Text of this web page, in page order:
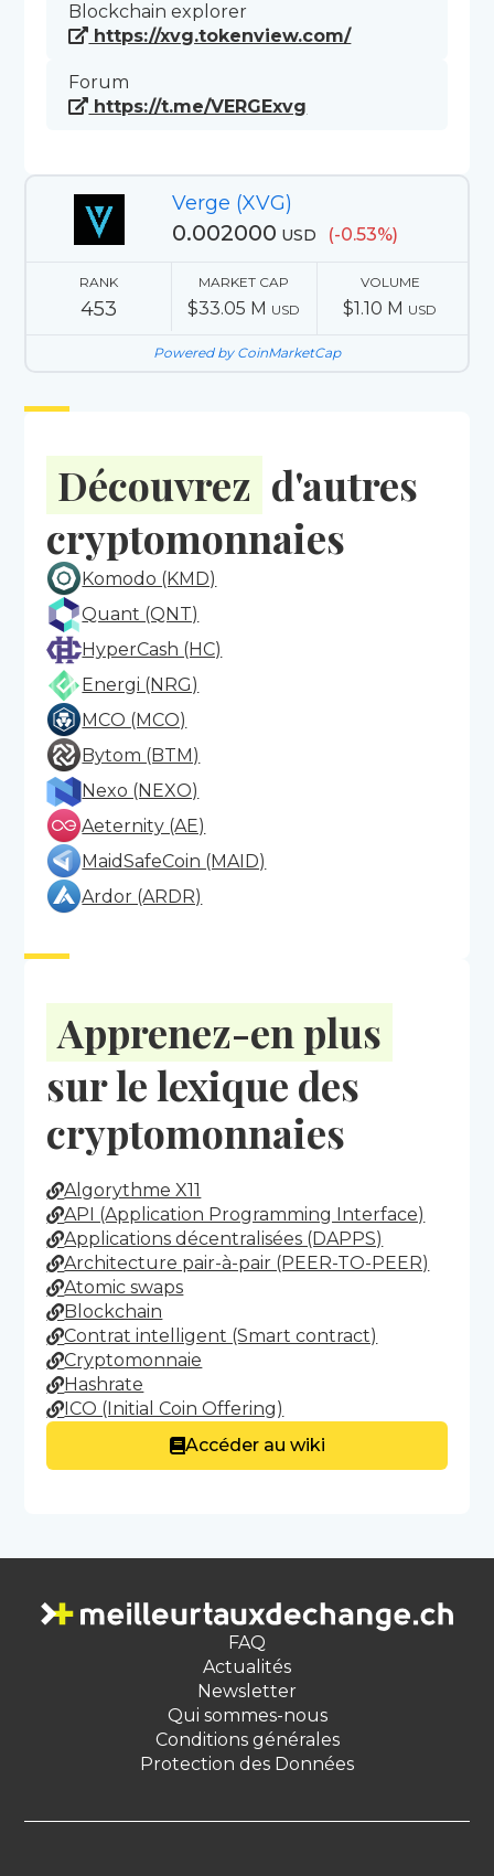
Blockchain explorer
https://xvg.tokenview.com/
Forum
https://t.me/VERGExvg
Verge (XVG)
0.002000 USD (-0.53%)
RANK
453
MARKET CAP
$33.05 M USD
VOLUME
$1.10 M USD
Powered by CoinMarketCap
Découvrez d'autres
cryptomonnaies
Komodo (KMD)
Quant (QNT)
HyperCash (HC)
Energi (NRG)
MCO (MCO)
Bytom (BTM)
Nexo (NEXO)
Aeternity (AE)
MaidSafeCoin (MAID)
Ardor (ARDR)
Apprenez-en plus
sur le lexique des
cryptomonnaies
Algorythme X11
API (Application Programming Interface)
Applications décentralisées (DAPPS)
Architecture pair-à-pair (PEER-TO-PEER)
Atomic swaps
Blockchain
Contrat intelligent (Smart contract)
Cryptomonnaie
Hashrate
ICO (Initial Coin Offering)
Accéder au wiki
FAQ
Actualités
Newsletter
Qui sommes-nous
Conditions générales
Protection des Données